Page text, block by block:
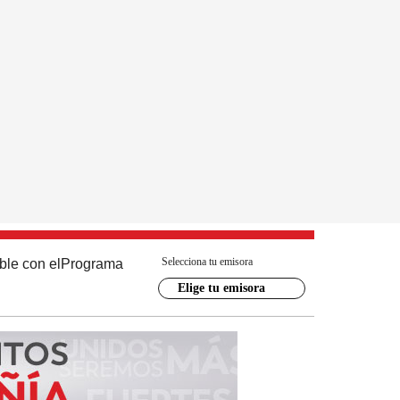
con el Programa Selecciona tu emisora
Elige tu emisora